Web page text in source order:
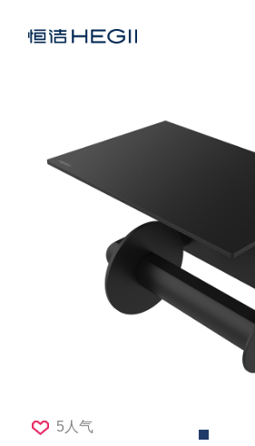
5人气